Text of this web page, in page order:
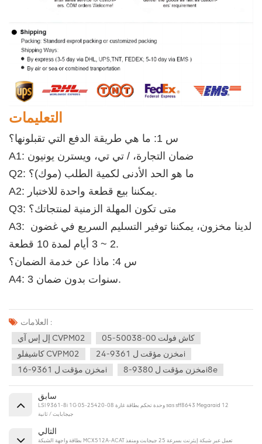
التعليمات
س 1: ما هي طريقة الدفع التي تقبلونها؟
A1: ضمان التجارة، / تي تي، ويسترن يونيون
Q2: ما هو الحد الأدنى لكمية الطلب (موك)؟
A2: يمكننا بيع قطعة واحدة للاختبار.
Q3: متى تكون المهلة الزمنية لمنتجاتك؟
A3: لدينا مخزون، يمكننا توفير التسليم السريع في غضون
2 ~ 3 أيام لمدة 10 قطعة.
A4: 3 سنوات بدون ضمان.
العلامات :
إل إس آي CVPM02
05-50038-00 كاش فولت
كاشيفلو CVPM02
مخزن مؤقت ل 9361-24i
مخزن مؤقت ل 9361-16i
مخزن مؤقت ل 9380-8i8e
سابق
LSI 9361-8i 1G 05-25420-08 وحدة تحكم بطاقة غارة sas sff8643 Megaraid 12
جيجابايت / ثانية
التالي
بطاقة واجهة الشبكة MCX512A-ACAT تعمل عبر شبكة إيثرنت بسرعة 25 جيجابت ومنفذ